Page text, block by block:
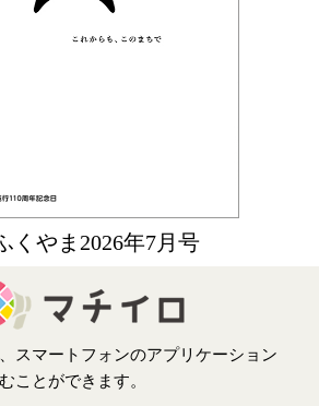
くやま2026年7月号
スマートフォンのアプリケーション
ことができます。